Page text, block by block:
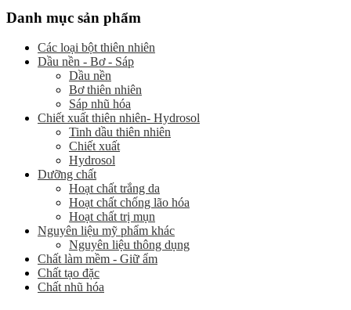
Danh mục sản phẩm
Các loại bột thiên nhiên
Dầu nền - Bơ - Sáp
Dầu nền
Bơ thiên nhiên
Sáp nhũ hóa
Chiết xuất thiên nhiên- Hydrosol
Tinh dầu thiên nhiên
Chiết xuất
Hydrosol
Dưỡng chất
Hoạt chất trắng da
Hoạt chất chống lão hóa
Hoạt chất trị mụn
Nguyên liệu mỹ phẩm khác
Nguyên liệu thông dụng
Chất làm mềm - Giữ ẩm
Chất tạo đặc
Chất nhũ hóa